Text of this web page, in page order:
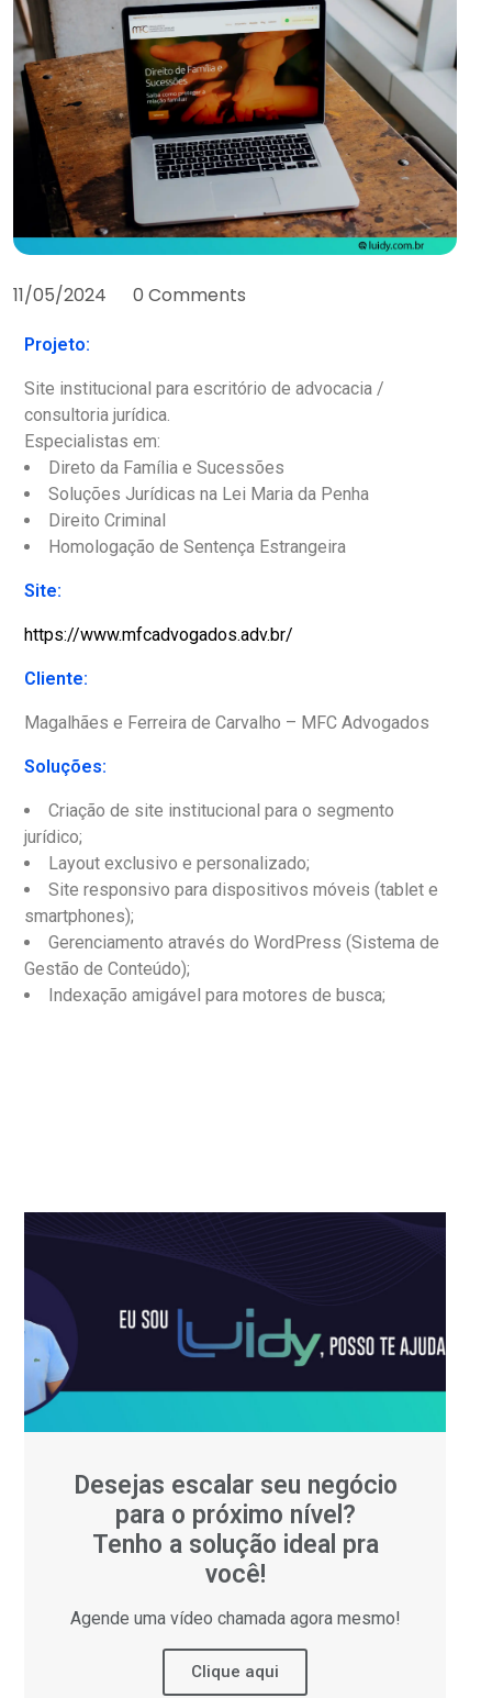
11/05/2024 0 Comments
Projeto:
Site institucional para escritório de advocacia /
consultoria jurídica.
Especialistas em:
Direto da Família e Sucessões
Soluções Jurídicas na Lei Maria da Penha
Direito Criminal
Homologação de Sentença Estrangeira
Site:
https://www.mfcadvogados.adv.br/
Cliente:
Magalhães e Ferreira de Carvalho – MFC Advogados
Soluções:
Criação de site institucional para o segmento
jurídico;
Layout exclusivo e personalizado;
Site responsivo para dispositivos móveis (tablet e
smartphones);
Gerenciamento através do WordPress (Sistema de
Gestão de Conteúdo);
Indexação amigável para motores de busca;
Desejas escalar seu negócio
para o próximo nível?
Tenho a solução ideal pra
você!
Agende uma vídeo chamada agora mesmo!
Clique aqui